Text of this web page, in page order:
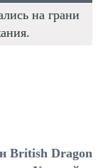
на грани
British Dragon